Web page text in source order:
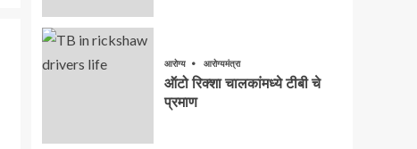
आरोग्य आरोग्यमंत्रा
ऑटो रिक्शा चालकांमध्ये टीबी चे
प्रमाण